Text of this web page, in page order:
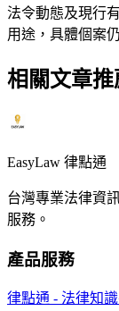
法令動態及現行
用途，具體個案
相關文章推
EasyLaw 律點通
台灣專業法律資
服務。
產品服務
律點通 - 法律知